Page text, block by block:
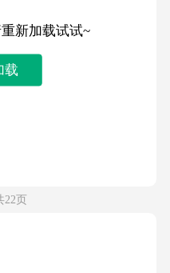
新加载试试~
载
22页